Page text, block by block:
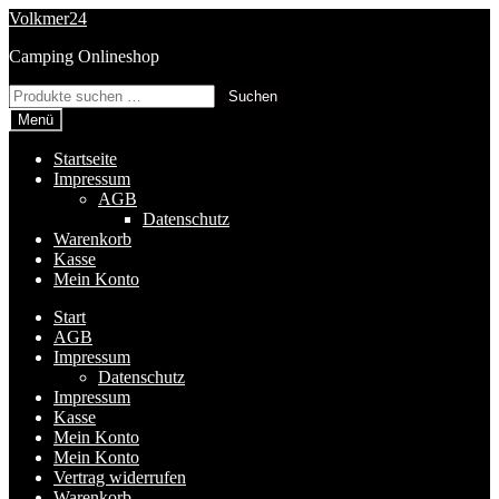
Zur
springen
Zum
springen
Volkmer24
Camping Onlineshop
Suchen
nach:
Suchen
Menü
Startseite
Impressum
AGB
Datenschutz
Warenkorb
Kasse
Mein Konto
Start
AGB
Impressum
Datenschutz
Impressum
Kasse
Mein Konto
Mein Konto
Vertrag widerrufen